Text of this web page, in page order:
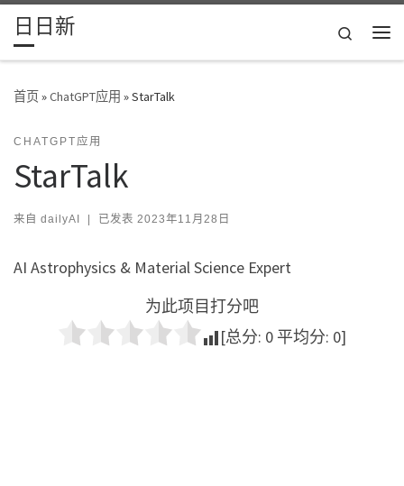
Skip to content
日日新
Search
首页»ChatGPT应用 »StarTalk
CHATGPT应用
StarTalk
来自 dailyAI | 已发表 2023年11月28日
AI Astrophysics & Material Science Expert
为此项目打分吧
[总分: 0 平均分: 0]